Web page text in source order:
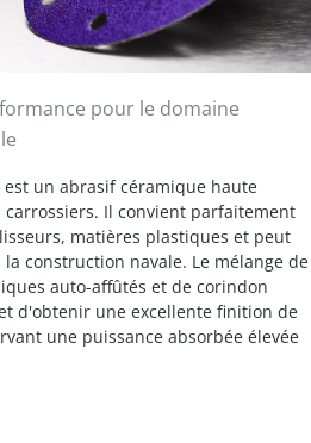
pour le domaine
est un abrasif céramique haute
Il convient parfaitement
matières plastiques et peut
construction navale. Le mélange de
auto-affûtés et de corindon
d'obtenir une excellente finition de
une puissance absorbée élevée